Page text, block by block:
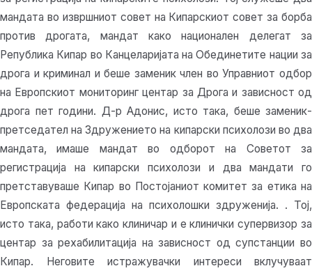
мандата во извршниот совет на Кипарскиот совет за борба
против дрогата, мандат како национален делегат за
Република Кипар во Канцеларијата на Обединетите нации за
дрога и криминал и беше заменик член во Управниот одбор
на Европскиот мониторинг центар за Дрога и зависност од
дрога пет години. Д-р Адонис, исто така, беше заменик-
претседател на Здружението на кипарски психолози во два
мандата, имаше мандат во одборот на Советот за
регистрација на кипарски психолози и два мандати го
претставуваше Кипар во Постојаниот комитет за етика на
Европската федерација на психолошки здруженија. . Тој,
исто така, работи како клиничар и е клинички супервизор за
центар за рехабилитација на зависност од супстанции во
Кипар. Неговите истражувачки интереси вклучуваат